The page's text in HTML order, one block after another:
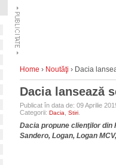
Home › Noutăţi ›Dacia
Dacia lansează
Publicat în data de: 09 Aprilie
Categorii: Dacia Stiri.
Dacia propune clienţilor din
Sandero, Logan, Logan